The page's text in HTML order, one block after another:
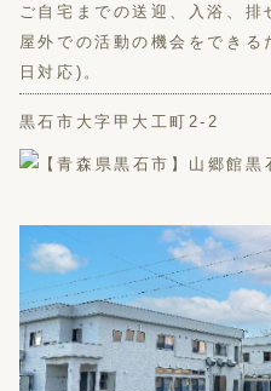
ご自宅までの送迎、入浴、排
屋外での活動の機会をでき
日対応)。
黒石市大字甲大工町2-2